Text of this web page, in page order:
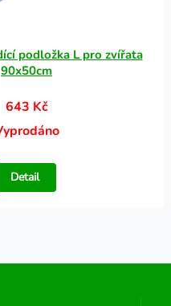
podložka L pro zvířata
90x50cm
643 Kč
Detail